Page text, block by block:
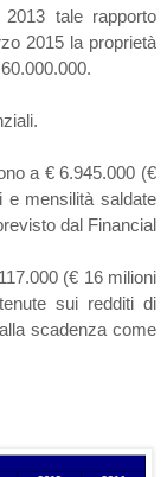
tale rapporto
2015 la proprietà
a € 6.945.000 (€
e mensilità saldate
dal Financial
(€ 16 milioni
sui redditi di
scadenza come